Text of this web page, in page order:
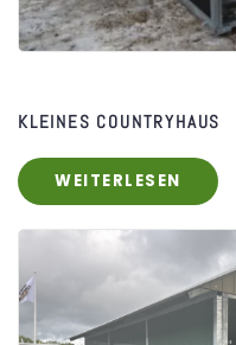
KLEINES COUNTRYHAUS
WEITERLESEN